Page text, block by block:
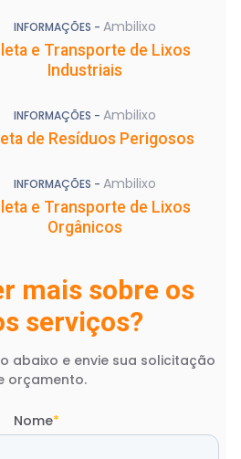
INFORMAÇÕES - Ambilixo
e Transporte de Lixos
Industriais
INFORMAÇÕES - Ambilixo
de Resíduos Perigosos
INFORMAÇÕES - Ambilixo
e Transporte de Lixos
Orgânicos
mais sobre os
serviços?
abaixo e envie sua solicitação
orçamento.
Nome*